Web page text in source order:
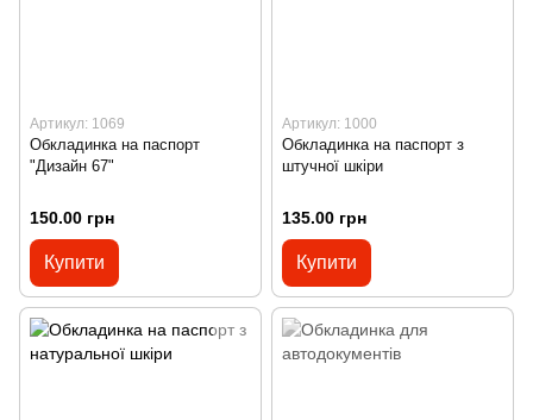
Артикул: 1069
Обкладинка на паспорт
"Дизайн 67"
150.00 грн
Купити
Артикул: 1000
Обкладинка на паспорт з
штучної шкіри
135.00 грн
Купити